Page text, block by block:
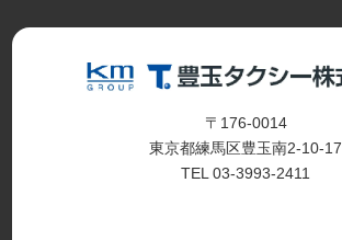
〒176-0014
東京都練馬区豊玉南2-10-17
TEL 03-3993-2411